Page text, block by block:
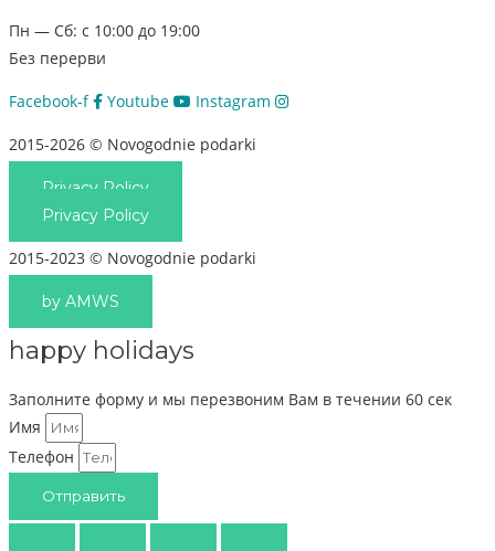
Пн — Сб: с 10:00 до 19:00
Без перерви
Facebook-f Youtube Instagram
2015-2026 © Novogodnie podarki
Privacy Policy
Privacy Policy
2015-2023 © Novogodnie podarki
by AMWS
happy holidays
Заполните форму и мы перезвоним Вам в течении 60 сек
Имя
Телефон
Отправить